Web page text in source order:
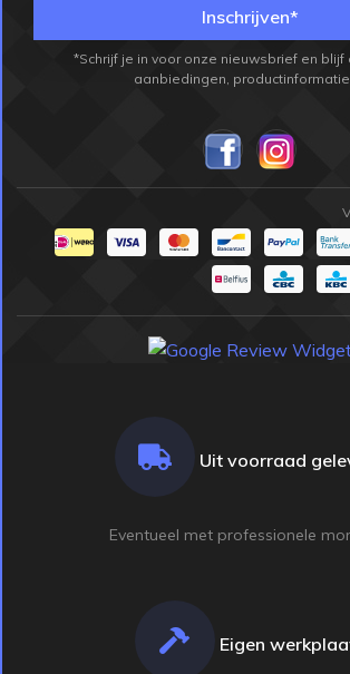
Inschrijven*
*Schrijf je in voor onze nieuwsbrief en
aanbiedingen,
Uit voorraad
Eventueel met professionele
Eigen